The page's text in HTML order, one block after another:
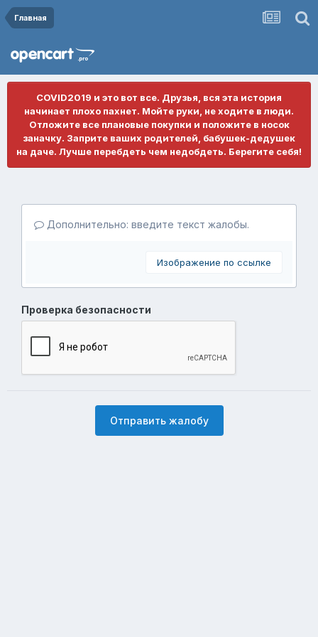
Главная
COVID2019 и это вот все. Друзья, вся эта история
начинает плохо пахнет. Мойте руки, не ходите в люди.
Отложите все плановые покупки и положите в носок
заначку. Заприте ваших родителей, бабушек-дедушек
на даче. Лучше перебдеть чем недобдеть. Берегите себя!
Дополнительно: введите текст жалобы.
Изображение по ссылке
Проверка безопасности
Отправить жалобу